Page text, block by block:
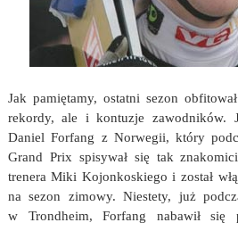
Jak pamiętamy, ostatni sezon
rekordy, ale i kontuzje zawodników.
Daniel Forfang z Norwegii, który
Grand Prix spisywał się tak
trenera Miki Kojonkoskiego i został
na sezon zimowy. Niestety, już
w Trondheim, Forfang nabawił się